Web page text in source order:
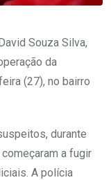
Souza Silva,
da
(27), no bairro
durante
a fugir
A polícia